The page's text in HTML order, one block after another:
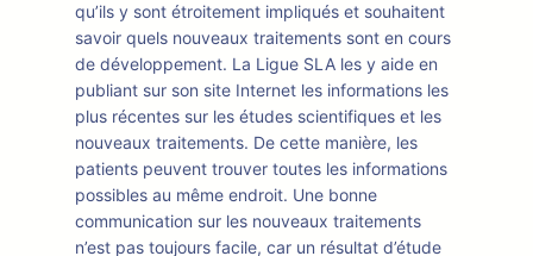
qu’ils y sont étroitement impliqués et souhaitent
savoir quels nouveaux traitements sont en cours
de développement. La Ligue SLA les y aide en
publiant sur son site Internet les informations les
plus récentes sur les études scientifiques et les
nouveaux traitements. De cette manière, les
patients peuvent trouver toutes les informations
possibles au même endroit. Une bonne
communication sur les nouveaux traitements
n’est pas toujours facile, car un résultat d’étude